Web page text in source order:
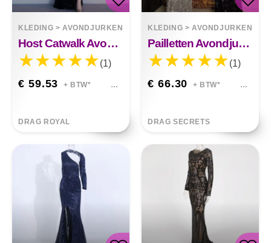
KLEDING >AVONDJURKEN
Host Catwalk Avondjurk Temperament Elegante Ruit
(1)
€ 59.53 + BTW*
DRAG ROYAL
KLEDING >AVONDJURKEN
Pailletten Avondjurk Met Lange Mouwen
(1)
€ 66.30 + BTW*
DRAG SECRETS